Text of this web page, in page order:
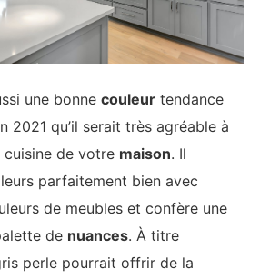
une bonne couleur tendance
2021 qu’il serait très agréable à
de votre maison. Il
parfaitement bien avec
de meubles et confère une
de nuances. À titre
perle pourrait offrir de la